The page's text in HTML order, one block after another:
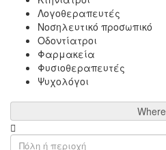
Λογοθεραπευτές
Νοσηλευτικό προσωπικό
Οδοντίατροι
Φαρμακεία
Φυσιοθεραπευτές
Ψυχολόγοι
Where